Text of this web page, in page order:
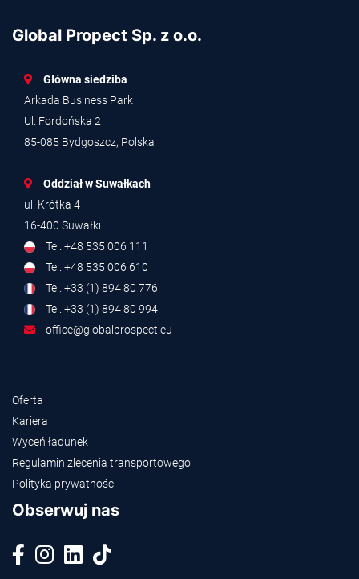
Global Propect Sp. z o.o.
Główna siedziba
Arkada Business Park
Ul. Fordońska 2
85-085 Bydgoszcz, Polska
Oddział w Suwałkach
ul. Krótka 4
16-400 Suwałki
Tel. +48 535 006 111
Tel. +48 535 006 610
Tel. +33 (1) 894 80 776
Tel. +33 (1) 894 80 994
office@globalprospect.eu
Oferta
Kariera
Wyceń ładunek
Regulamin zlecenia transportowego
Polityka prywatności
Obserwuj nas